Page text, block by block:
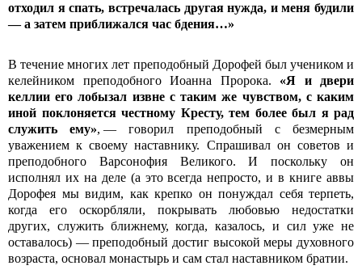
отходил я спать, встречалась другая нужда, и меня будили
— а затем приближался час бдения…»
В течение многих лет преподобный Дорофей был учеником и
келейником преподобного Иоанна Пророка. «Я и двери
келлии его лобызал извне с таким же чувством, с каким
иной поклоняется честному Кресту, тем более был я рад
служить ему», — говорил преподобный с безмерным
уважением к своему наставнику. Спрашивал он советов и
преподобного Варсонофия Великого. И поскольку он
исполнял их на деле (а это всегда непросто, и в книге аввы
Дорофея мы видим, как крепко он понуждал себя терпеть,
когда его оскорбляли, покрывать любовью недостатки
других, служить ближнему, когда, казалось, и сил уже не
оставалось) — преподобный достиг высокой меры духовного
возраста, основал монастырь и сам стал наставником братии.